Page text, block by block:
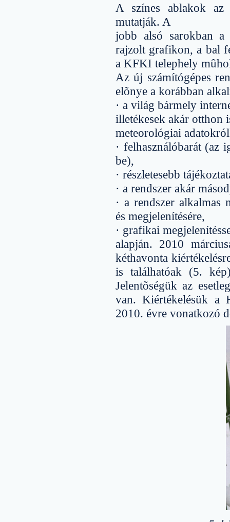
A színes ablakok az
mutatják. A
jobb alsó sarokban a
rajzolt grafikon, a bal
a KFKI telephely
Az új számítógépes
elõnye a korábban
· a világ bármely
illetékesek akár otthon
meteorológiai
· felhasználóbarát (az
be),
· részletesebb
· a rendszer akár
· a rendszer alkalmas
és megjelenítésére,
· grafikai
alapján. 2010
kéthavonta
is találhatóak (5.
Jelentõségük az
van. Kiértékelésük a
2010. évre vonatkozó